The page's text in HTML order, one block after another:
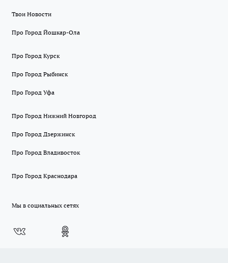
Твои Новости
Про Город Йошкар-Ола
Про Город Курск
Про Город Рыбинск
Про Город Уфа
Про Город Нижний Новгород
Про Город Дзержинск
Про Город Владивосток
Про Город Краснодара
Мы в социальных сетях